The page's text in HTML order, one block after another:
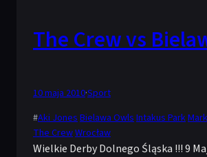
The Crew vs
10 maja 2010·Sport
#Aki Jones Bielawa Owls Intakus Park
The CrewWrocław
Wielkie Derby Dolnego Śląska !!! 9